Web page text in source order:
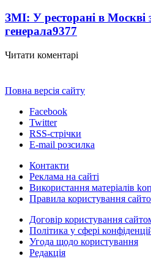
ЗМІ: У ресторані в Москві
генерала9377
Читати коментарі
Повна версія сайту
Facebook
Twitter
RSS-стрічки
E-mail розсилка
Контакти
Реклама на сайті
Використання матеріалів
Правила користування
Договір користування
Політика у сфері
Угода щодо користування
Редакція